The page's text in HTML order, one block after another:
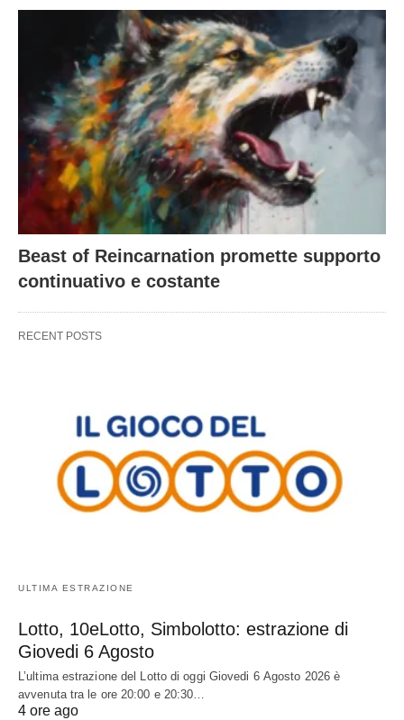
Beast of Reincarnation promette supporto
continuativo e costante
RECENT POSTS
ULTIMA ESTRAZIONE
Lotto, 10eLotto, Simbolotto: estrazione di
Giovedi 6 Agosto
L’ultima estrazione del Lotto di oggi Giovedi 6 Agosto 2026 è
avvenuta tra le ore 20:00 e 20:30…
4 ore ago